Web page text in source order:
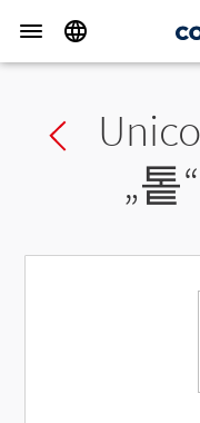
Previous char
„톹